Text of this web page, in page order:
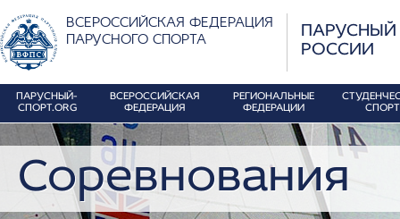
ВСЕРОССИЙСКАЯ ФЕДЕРАЦИЯ
ПАРУСНОГО СПОРТА
ПАРУСНЫЙ
РОССИИ
ПАРУСНЫЙ-
СПОРТ.ORG
ВСЕРОССИЙСКАЯ
ФЕДЕРАЦИЯ
РЕГИОНАЛЬНЫЕ
ФЕДЕРАЦИИ
СПОРТ
Соревнования